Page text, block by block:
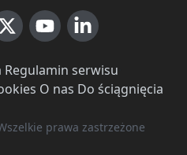
Regulamin serwisu
O nas Do ściągnięcia
prawa zastrzeżone